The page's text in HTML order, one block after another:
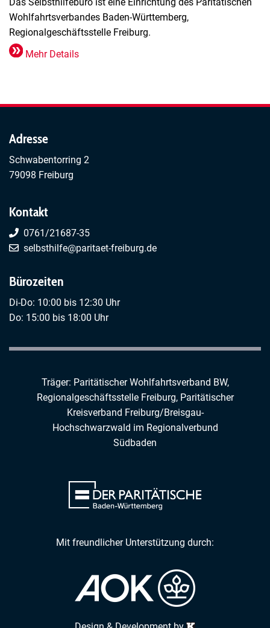
Wohlfahrtsverbandes Baden-Württemberg,
Regionalgeschäftsstelle Freiburg.
Mehr Details
Adresse
Schwabentorring 2
79098 Freiburg
Kontakt
0761/21687-35
selbsthilfe@paritaet-freiburg.de
Bürozeiten
Di-Do: 10:00 bis 12:30 Uhr
Do: 15:00 bis 18:00 Uhr
Träger: Paritätischer Wohlfahrtsverband BW,
Regionalgeschäftsstelle Freiburg, Paritätischer
Kreisverband Freiburg/Breisgau-
Hochschwarzwald im Regionalverbund
Südbaden
Mit freundlicher Unterstützung durch: